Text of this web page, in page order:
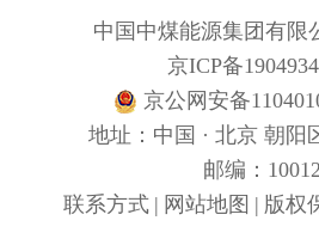
中国中煤能源集团有限
京ICP备
京公网安备
地址：中国 · 北京 朝阳
邮编：
联系方式 | 网站地图 | 版权